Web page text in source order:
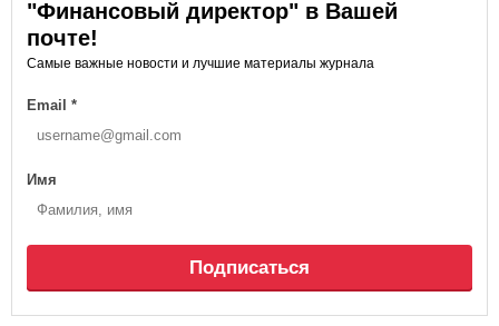
"Финансовый директор" в Вашей
почте!
Самые важные новости и лучшие материалы журнала
Email *
Имя
Подписаться